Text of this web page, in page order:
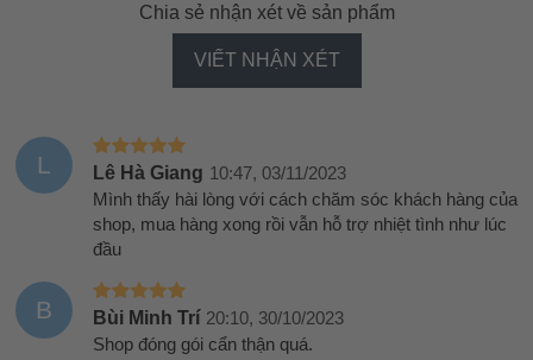
Chia sẻ nhận xét về sản phẩm
VIẾT NHẬN XÉT
L Lê Hà Giang 10:47, 03/11/2023
Mình thấy hài lòng với cách chăm sóc khách hàng của
shop, mua hàng xong rồi vẫn hỗ trợ nhiệt tình như lúc
đầu
B Bùi Minh Trí 20:10, 30/10/2023
Shop đóng gói cẩn thận quá.